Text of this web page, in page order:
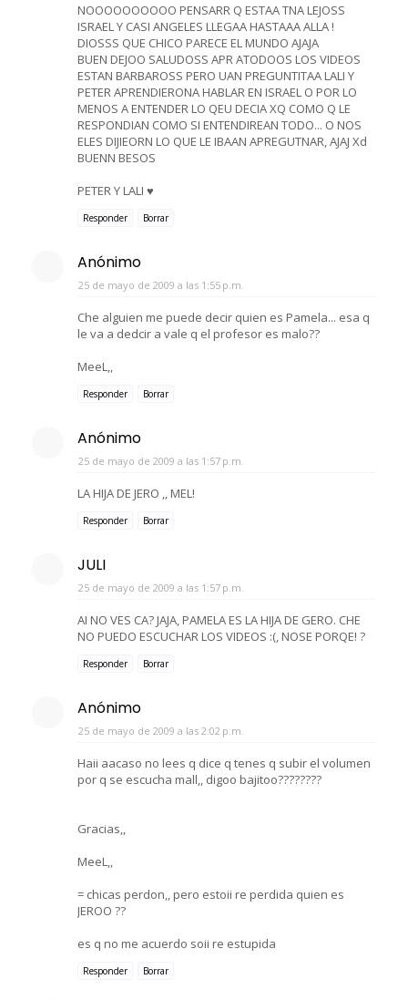
NOOOOOOOOOO PENSARR Q ESTAA TNA LEJOSS
ISRAEL Y CASI ANGELES LLEGAA HASTAAA ALLA !
DIOSSS QUE CHICO PARECE EL MUNDO AJAJA
BUEN DEJOO SALUDOSS APR ATODOOS LOS VIDEOS
ESTAN BARBAROSS PERO UAN PREGUNTITAA LALI Y
PETER APRENDIERONA HABLAR EN ISRAEL O POR LO
MENOS A ENTENDER LO QEU DECIA XQ COMO Q LE
RESPONDIAN COMO SI ENTENDIREAN TODO... O NOS
ELES DIJIEORN LO QUE LE IBAAN APREGUTNAR, AJAJ Xd
BUENN BESOS
PETER Y LALI ♥
Responder Borrar
Anónimo
25 de mayo de 2009 a las 1:55 p.m.
Che alguien me puede decir quien es Pamela... esa q
le va a dedcir a vale q el profesor es malo??
MeeL,,
Responder Borrar
Anónimo
25 de mayo de 2009 a las 1:57 p.m.
LA HIJA DE JERO ,, MEL!
Responder Borrar
JULI
25 de mayo de 2009 a las 1:57 p.m.
AI NO VES CA? JAJA, PAMELA ES LA HIJA DE GERO. CHE
NO PUEDO ESCUCHAR LOS VIDEOS :(, NOSE PORQE! ?
Responder Borrar
Anónimo
25 de mayo de 2009 a las 2:02 p.m.
Haii aacaso no lees q dice q tenes q subir el volumen
por q se escucha mall,, digoo bajitoo????????
Gracias,,
MeeL,,
= chicas perdon,, pero estoii re perdida quien es
JEROO ??
es q no me acuerdo soii re estupida
Responder Borrar